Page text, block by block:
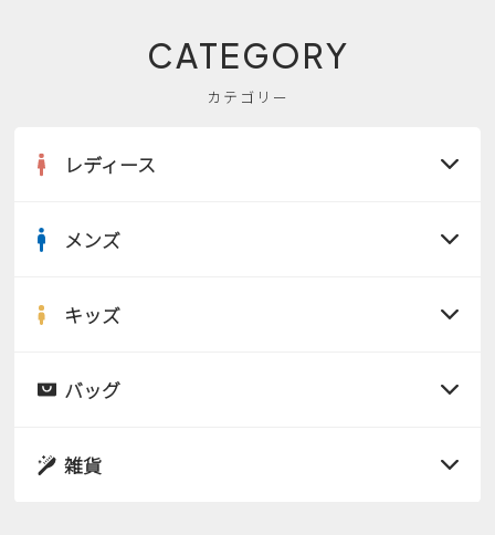
CATEGORY
カテゴリー
レディース
サンダル
スニーカー
メンズ
サンダル
キッズ
サンダル
バッグ
雑貨